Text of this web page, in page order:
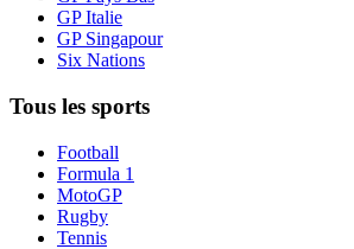
GP Italie
GP Singapour
Six Nations
Tous les sports
Football
Formula 1
MotoGP
Rugby
Tennis